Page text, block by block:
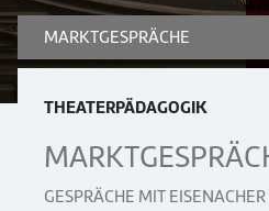
MARKTGESPRÄCHE
THEATERPÄDAGOGIK
GESPRÄCHE MIT